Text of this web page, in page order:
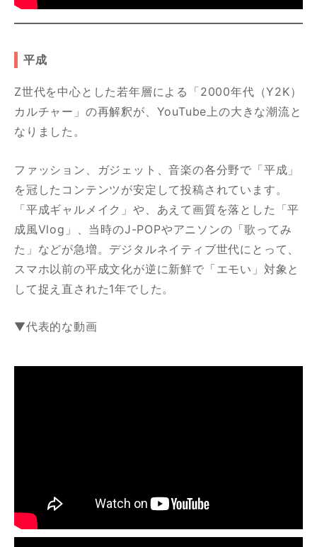
平成
Z世代を中心とした若年層による「2000年代（Y2K）
カルチャー」の再解釈が、YouTube上の大きな潮流と
なりました。
ファッション、ガジェット、音楽の各分野で「平成」
を冠したコンテンツが安定して投稿されています。
「平成ギャルメイク」や、あえて画質を落とした「平
成風Vlog」、当時のJ-POPやアニソンの「歌ってみ
た」などが急増。デジタルネイティブ世代にとって、
スマホ以前の平成文化が逆に新鮮で「エモい」対象と
して捉え直された1年でした。
▼代表的な動画